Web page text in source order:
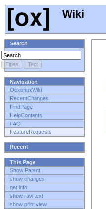
Wiki
Search
Navigation
OekonuxWiki
RecentChanges
FindPage
HelpContents
FAQ
FeatureRequests
Recent
This Page
Show Parent
show changes
get info
show raw text
show print view